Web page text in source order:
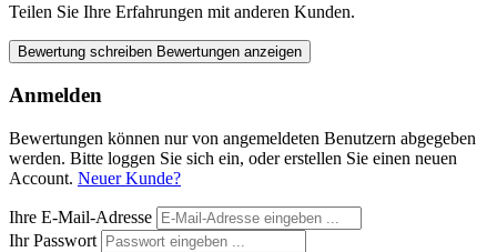
Teilen Sie Ihre Erfahrungen mit anderen Kunden.
Bewertung schreiben Bewertungen anzeigen
Anmelden
Bewertungen können nur von angemeldeten Benutzern abgegeben
werden. Bitte loggen Sie sich ein, oder erstellen Sie einen neuen
Account. Neuer Kunde?
Ihre E-Mail-Adresse
Ihr Passwort